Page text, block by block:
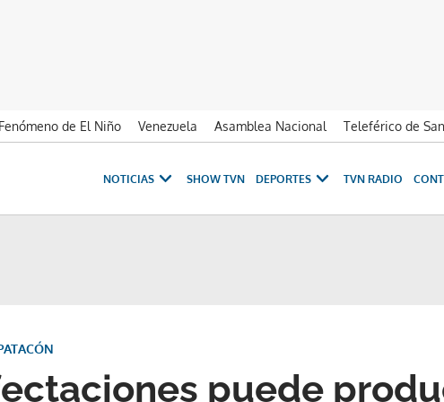
Fenómeno de El Niño Venezuela Asamblea Nacional Teleférico de
NOTICIAS SHOW TVN DEPORTES TVN RADIO
puede